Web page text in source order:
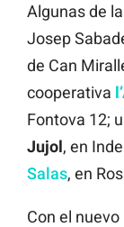
Algunas de
Josep
de Can
cooperativa
Fontova 12;
Jujol, en
Salas, en
Con el